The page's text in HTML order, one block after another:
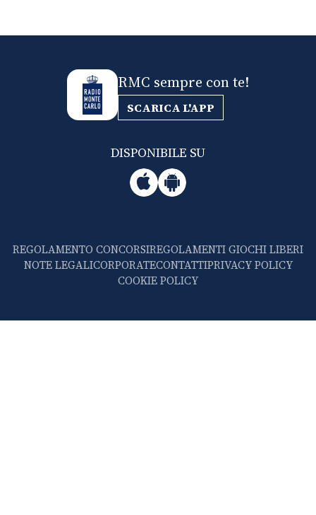
RMC sempre con te!
SCARICA L'APP
DISPONIBILE SU
REGOLAMENTO CONCORSIREGOLAMENTI GIOCHI LIBERI
NOTE LEGALICORPORATECONTATTIPRIVACY POLICY
COOKIE POLICY